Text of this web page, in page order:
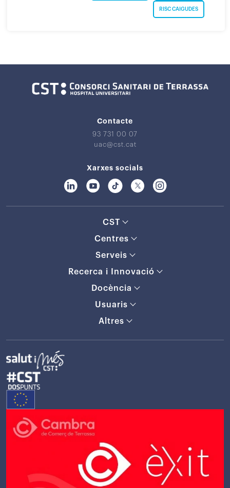
RISC CAIGUDES
Contacte
93 731 00 07
uac@cst.cat
Xarxes socials
CST
Centres
Serveis
Recerca i Innovació
Docència
Usuaris
Altres